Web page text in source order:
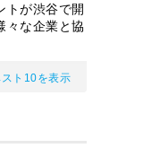
トが渋谷で開
々な企業と協
ト10を表示